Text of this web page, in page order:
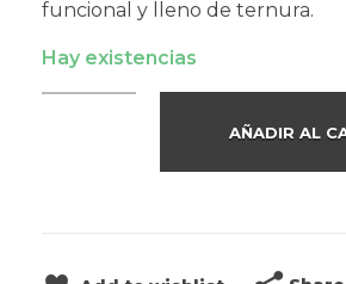
funcional y lleno de ternura.
Hay existencias
AÑADIR AL